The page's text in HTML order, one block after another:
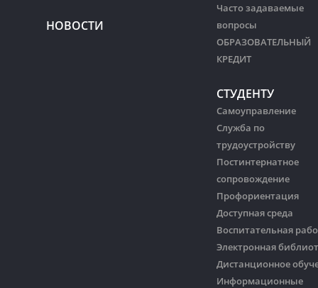
НОВОСТИ
Часто задаваемые
вопросы
ОБРАЗОВАТЕЛЬНЫЙ
КРЕДИТ
СТУДЕНТУ
Самоуправление
Служба по
трудоустройству
Постинтернатное
сопровождение
Профориентация
Доступная среда
Воспитательная
Электронная
Дистанционное
Информационные